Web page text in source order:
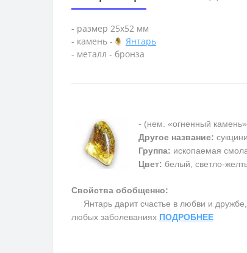
- размер 25х52 мм
- камень -
Янтарь
- металл - бронза
- (нем. «огненный
Другое название:
Группа: ископаемая
Цвет: белый, светло-
Свойства обобщенно:
Янтарь дарит счастье в любви и дружбе,
любых заболеваниях ПОДРОБНЕЕ